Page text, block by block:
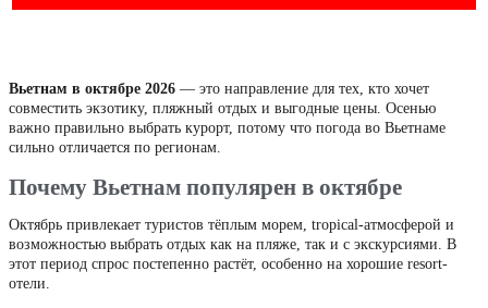
Вьетнам в октябре 2026 — это направление для тех, кто хочет
совместить экзотику, пляжный отдых и выгодные цены. Осенью
важно правильно выбрать курорт, потому что погода во Вьетнаме
сильно отличается по регионам.
Почему Вьетнам популярен в октябре
Октябрь привлекает туристов тёплым морем, tropical-атмосферой и
возможностью выбрать отдых как на пляже, так и с экскурсиями. В
этот период спрос постепенно растёт, особенно на хорошие resort-
отели.